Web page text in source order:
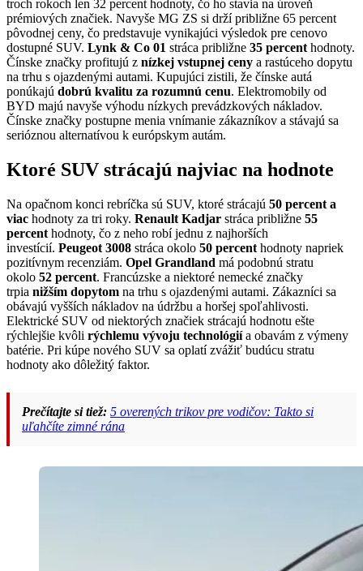
troch rokoch len 32 percent hodnoty, čo ho stavia na úroveň
prémiových značiek. Navyše MG ZS si drží približne 65 percent
pôvodnej ceny, čo predstavuje vynikajúci výsledok pre cenovo
dostupné SUV. Lynk & Co 01 stráca približne 35 percent hodnoty.
Čínske značky profitujú z nízkej vstupnej ceny a rastúceho dopytu
na trhu s ojazdenými autami. Kupujúci zistili, že čínske autá
ponúkajú dobrú kvalitu za rozumnú cenu. Elektromobily od
BYD majú navyše výhodu nízkych prevádzkových nákladov.
Čínske značky postupne menia vnímanie zákazníkov a stávajú sa
serióznou alternatívou k európskym autám.
Ktoré SUV strácajú najviac na hodnote
Na opačnom konci rebríčka sú SUV, ktoré strácajú 50 percent a
viac hodnoty za tri roky. Renault Kadjar stráca približne 55
percent hodnoty, čo z neho robí jednu z najhorších
investícií. Peugeot 3008 stráca okolo 50 percent hodnoty napriek
pozitívnym recenziám. Opel Grandland má podobnú stratu
okolo 52 percent. Francúzske a niektoré nemecké značky
trpia nižším dopytom na trhu s ojazdenými autami. Zákazníci sa
obávajú vyšších nákladov na údržbu a horšej spoľahlivosti.
Elektrické SUV od niektorých značiek strácajú hodnotu ešte
rýchlejšie kvôli rýchlemu vývoju technológiía obavám z výmeny
batérie. Pri kúpe nového SUV sa oplatí zvážiť budúcu stratu
hodnoty ako dôležitý faktor.
Prečítajte si tiež: 5 overených trikov pre vodičov: Takto si
uľahčíte zimné rána